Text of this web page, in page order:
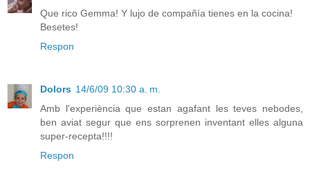
Que rico Gemma! Y lujo de compañía tienes en la cocina!
Besetes!
Respon
Dolors 14/6/09 10:30 a. m.
Amb l'experiència que estan agafant les teves nebodes,
ben aviat segur que ens sorprenen inventant elles alguna
super-recepta!!!!
Respon